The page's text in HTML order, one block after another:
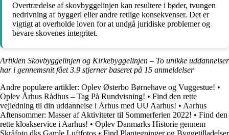
Overtrædelse af skovbyggelinjen kan resultere i bøder, tvungen
nedrivning af byggeri eller andre retlige konsekvenser. Det er
vigtigt at overholde loven for at undgå juridiske problemer og
bevare skovenes integritet.
Artiklen Skovbyggelinjen og Kirkebyggelinjen – To unikke uddannelser
har i gennemsnit fået3.9 stjerner baseret på 15 anmeldelser
Andre populære artikler: Oplev Østerbo Børnehave og Vuggestue! •
Oplev Århus Rådhus – Tag På Rundvisning! • Find den rette
vejledning til din uddannelse i Århus med UU Aarhus! • Aarhus
Aftensommer: Masser af Aktiviteter til Sommerferien 2022! • Find den
rette kloakservice i Aarhus! • Oplev Danmarks Historie gennem
Skråfoto.dks Gamle Luftfotos • Find Plantegninger og Byggetilladelser